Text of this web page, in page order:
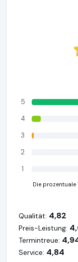
5
4
3
2
1
Die prozentuale
Qualität: 4,82
Preis-Leistung:
Termintreue:
Service: 4,84